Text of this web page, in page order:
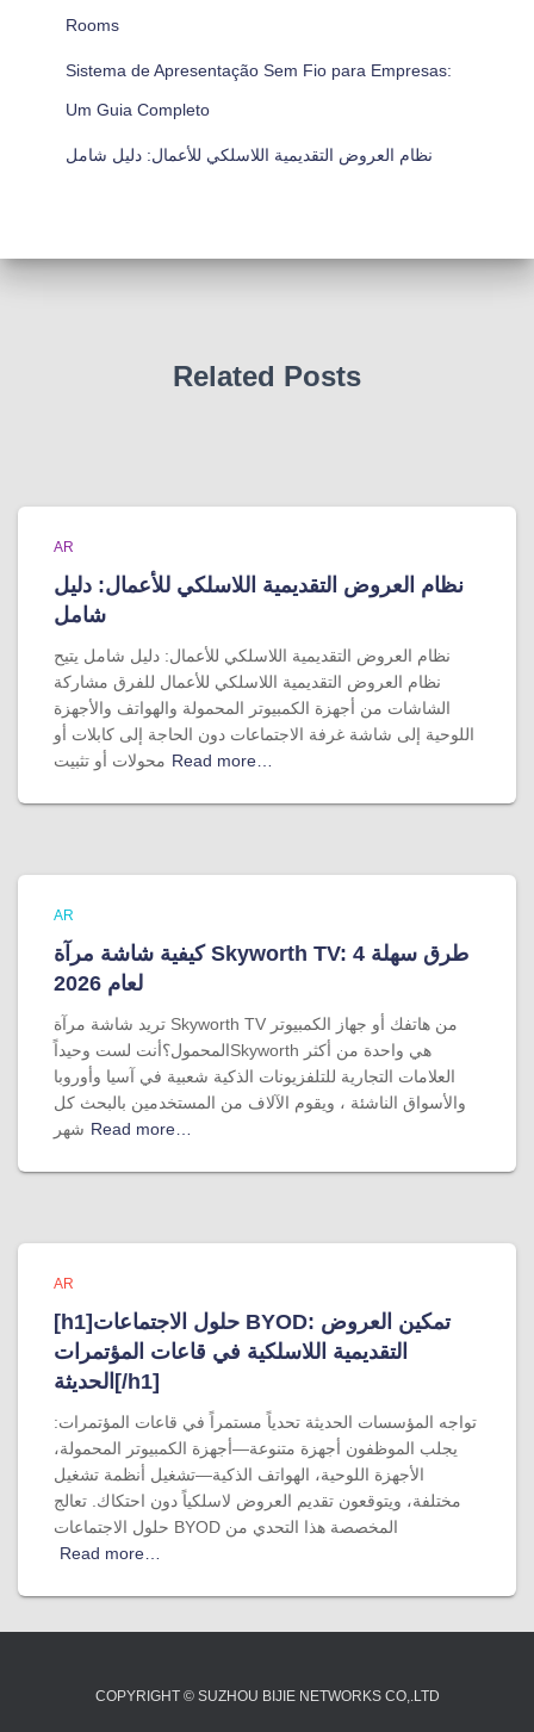
Rooms
Sistema de Apresentação Sem Fio para Empresas:
Um Guia Completo
نظام العروض التقديمية اللاسلكي للأعمال: دليل شامل
Related Posts
AR
نظام العروض التقديمية اللاسلكي للأعمال: دليل
شامل
نظام العروض التقديمية اللاسلكي للأعمال: دليل شامل يتيح
نظام العروض التقديمية اللاسلكي للأعمال للفرق مشاركة
الشاشات من أجهزة الكمبيوتر المحمولة والهواتف والأجهزة
اللوحية إلى شاشة غرفة الاجتماعات دون الحاجة إلى كابلات أو
محولات أو تثبيت Read more…
AR
كيفية شاشة مرآة Skyworth TV: 4 طرق سهلة
لعام 2026
تريد شاشة مرآة Skyworth TV من هاتفك أو جهاز الكمبيوتر
المحمول؟أنت لست وحيداًSkyworth هي واحدة من أكثر
العلامات التجارية للتلفزيونات الذكية شعبية في آسيا وأوروبا
والأسواق الناشئة ، ويقوم الآلاف من المستخدمين بالبحث كل
شهر Read more…
AR
[h1]حلول الاجتماعات BYOD: تمكين العروض
التقديمية اللاسلكية في قاعات المؤتمرات
الحديثة[/h1]
تواجه المؤسسات الحديثة تحدياً مستمراً في قاعات المؤتمرات:
يجلب الموظفون أجهزة متنوعة—أجهزة الكمبيوتر المحمولة،
الأجهزة اللوحية، الهواتف الذكية—تشغيل أنظمة تشغيل
مختلفة، ويتوقعون تقديم العروض لاسلكياً دون احتكاك. تعالج
حلول الاجتماعات BYOD المخصصة هذا التحدي من
Read more…
COPYRIGHT © SUZHOU BIJIE NETWORKS CO,.LTD